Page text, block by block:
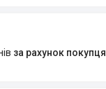
за рахунок покупця